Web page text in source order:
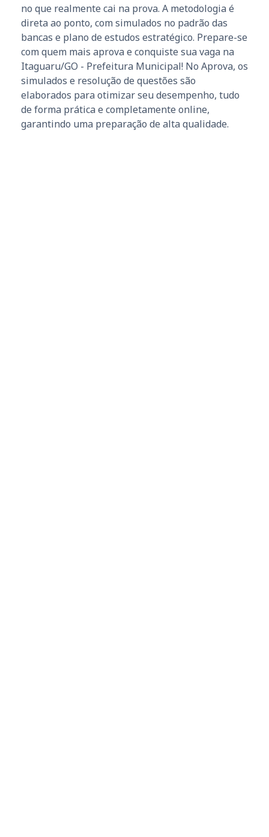
no que realmente cai na prova. A metodologia é
direta ao ponto, com simulados no padrão das
bancas e plano de estudos estratégico. Prepare-se
com quem mais aprova e conquiste sua vaga na
Itaguaru/GO - Prefeitura Municipal! No Aprova, os
simulados e resolução de questões são
elaborados para otimizar seu desempenho, tudo
de forma prática e completamente online,
garantindo uma preparação de alta qualidade.